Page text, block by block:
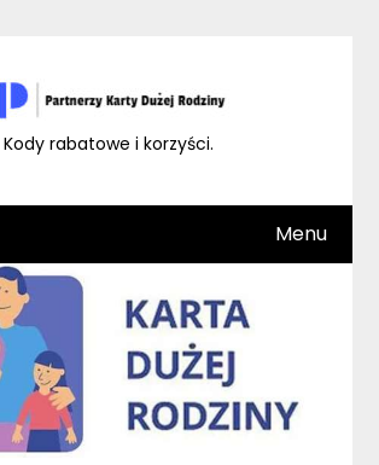
Kody rabatowe i korzyści.
Menu